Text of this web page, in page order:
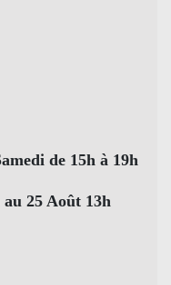
de 15h à 19h
25 Août 13h